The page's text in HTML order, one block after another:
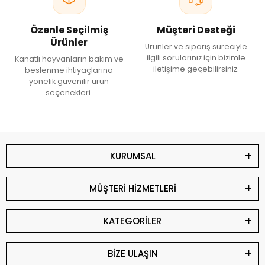
hazırlanmıştır. Kuşunuzun sağlık durumuyla ilgili özel
durumlarda veteriner hekiminizin önerilerini dikkate alınız.
Destek ürünleri üretici talimatlarına uygun şekilde
kullanılmalıdır.
Özenle Seçilmiş
Ürünler
Kanatlı hayvanların bakım ve
beslenme ihtiyaçlarına
yönelik güvenilir ürün
seçenekleri.
Müşteri Desteği
Ürünler ve sipariş süreciyle
ilgili sorularınız için bizimle
iletişime geçebilirsiniz.
KURUMSAL
MÜŞTERİ HİZMETLERİ
KATEGORİLER
BİZE ULAŞIN